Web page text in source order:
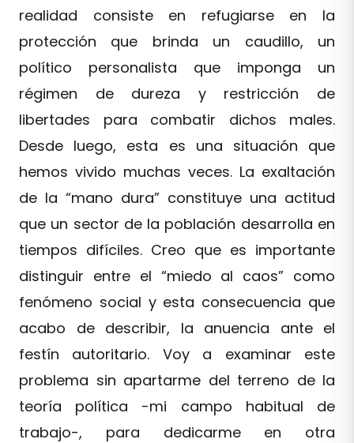
realidad consiste en refugiarse en la
protección que brinda un caudillo, un
político personalista que imponga un
régimen de dureza y restricción de
libertades para combatir dichos males.
Desde luego, esta es una situación que
hemos vivido muchas veces. La exaltación
de la “mano dura” constituye una actitud
que un sector de la población desarrolla en
tiempos difíciles. Creo que es importante
distinguir entre el “miedo al caos” como
fenómeno social y esta consecuencia que
acabo de describir, la anuencia ante el
festín autoritario. Voy a examinar este
problema sin apartarme del terreno de la
teoría política -mi campo habitual de
trabajo-, para dedicarme en otra